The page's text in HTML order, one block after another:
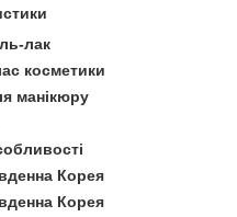
лак
косметики
манікюру
Корея
Корея